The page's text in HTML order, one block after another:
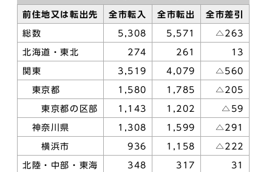
前住地又は転出先 全市転入 全市転出 全市差引
総数 5,308 5,571 △263
北海道・東北 274 261 13
関東 3,519 4,079 △560
東京都 1,580 1,785 △205
東京都の区部 1,143 1,202 △59
神奈川県 1,308 1,599 △291
横浜市 936 1,158 △222
北陸・中部・東海 348 317 31